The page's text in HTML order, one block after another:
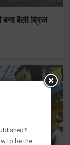
बैली ब्रिज
to be the